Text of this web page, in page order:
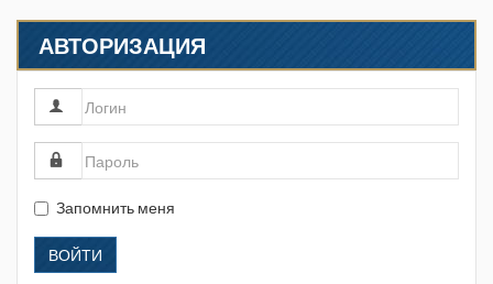
АВТОРИЗАЦИЯ
Запомнить меня
ВОЙТИ